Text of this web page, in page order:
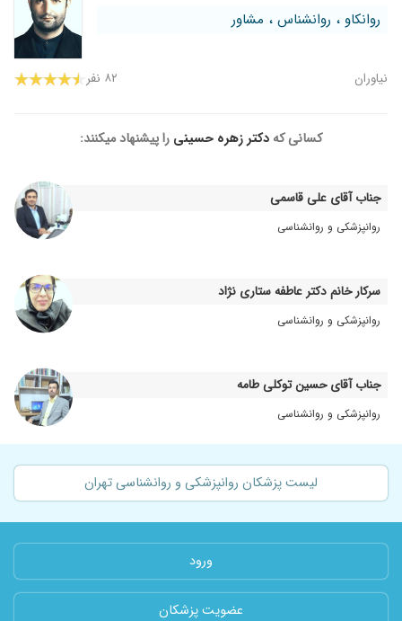
روانکاو ، روانشناس ، مشاور
نیاوران ۸۲ نفر
کسانی که دکتر زهره حسینی را پیشنهاد میکنند:
جناب آقای علی قاسمی
روانپزشکی و روانشناسی
سرکار خانم دکتر عاطفه ستاری نژاد
روانپزشکی و روانشناسی
جناب آقای حسین توکلی طامه
روانپزشکی و روانشناسی
لیست پزشکان روانپزشکی و روانشناسی تهران
ورود
عضویت پزشکان